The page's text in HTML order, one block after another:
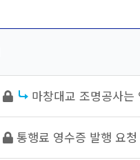
마창대교 조명공사는
통행료 영수증 발행 요청